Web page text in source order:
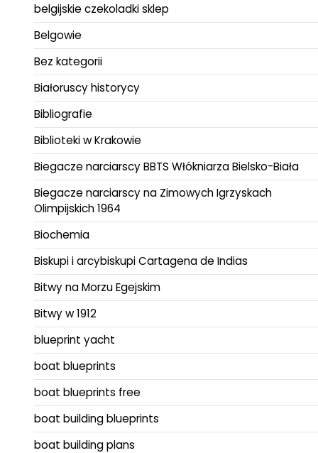
belgijskie czekoladki sklep
Belgowie
Bez kategorii
Białoruscy historycy
Bibliografie
Biblioteki w Krakowie
Biegacze narciarscy BBTS Włókniarza Bielsko-Biała
Biegacze narciarscy na Zimowych Igrzyskach
Olimpijskich 1964
Biochemia
Biskupi i arcybiskupi Cartagena de Indias
Bitwy na Morzu Egejskim
Bitwy w 1912
blueprint yacht
boat blueprints
boat blueprints free
boat building blueprints
boat building plans